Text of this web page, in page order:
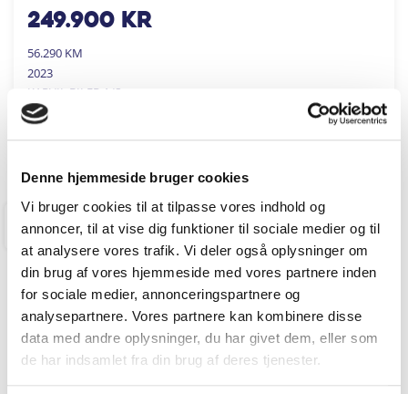
Denne hjemmeside bruger cookies
Vi bruger cookies til at tilpasse vores indhold og
annoncer, til at vise dig funktioner til sociale medier og til
at analysere vores trafik. Vi deler også oplysninger om
din brug af vores hjemmeside med vores partnere inden
for sociale medier, annonceringspartnere og
analysepartnere. Vores partnere kan kombinere disse
data med andre oplysninger, du har givet dem, eller som
de har indsamlet fra din brug af deres tjenester.
249.900kr
56.290 KM
2023
KARVIL BILER A/S
RINGKØBING